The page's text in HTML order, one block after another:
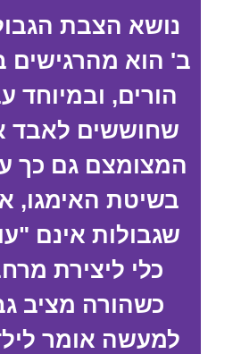
נושא הצבת
ב' הוא מהרגישים
הורים, ובמיוחד
שחוששים לאבד
המצומצם גם כך
בשיטת האימגו,
שגבולות אינם
כלי ליצירת
כשהורה מציב
למעשה אומר